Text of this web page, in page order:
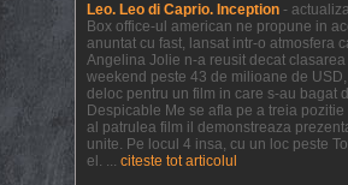
Leo. Leo di Caprio. Inception -
Box office-ul american ne propune in
anuntat cu fast, lansat intr-o atmosfera
Angelina Jolie n-a reusit decat
weekend peste 43 de milioane de
deloc pentru un film in care s-au bagat
Despicable Me se afla pe a treia
al patrulea film il demonstreaza
unite. Pe locul 4 insa, cu un loc peste
el. ... citeste tot articolul